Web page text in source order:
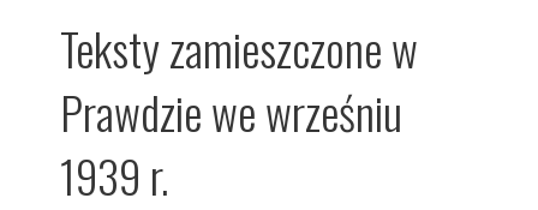
Teksty zamieszczone w
Prawdzie we wrześniu
1939 r.